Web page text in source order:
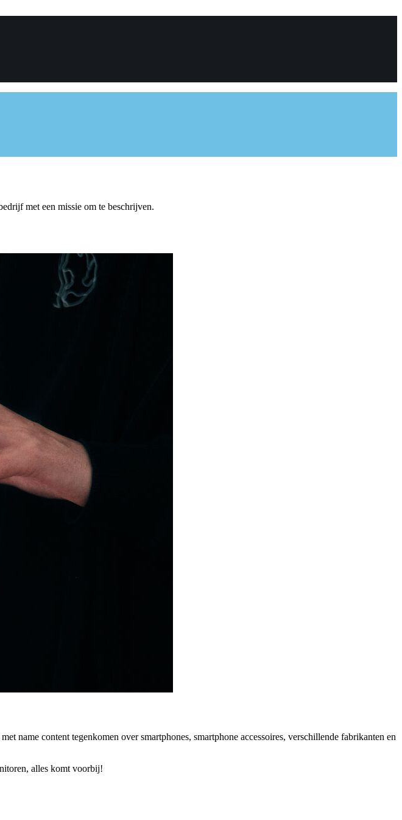
met een missie om te beschrijven.
name content tegenkomen over smartphones, smartphone accessoires, verschillende fabrikanten en
alles komt voorbij!